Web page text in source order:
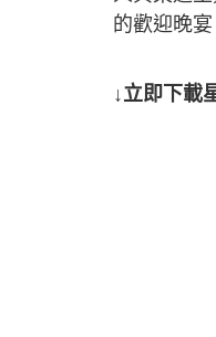
的歡迎晚宴
↓立即下載